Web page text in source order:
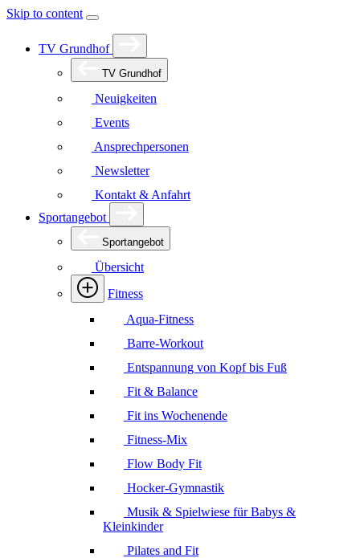
Skip to content
TV Grundhof
TV Grundhof
Neuigkeiten
Events
Ansprechpersonen
Newsletter
Kontakt & Anfahrt
Sportangebot
Sportangebot
Übersicht
Fitness
Aqua-Fitness
Barre-Workout
Entspannung von Kopf bis Fuß
Fit & Balance
Fit ins Wochenende
Fitness-Mix
Flow Body Fit
Hocker-Gymnastik
Musik & Spielwiese für Babys &
Kleinkinder
Pilates and Fit